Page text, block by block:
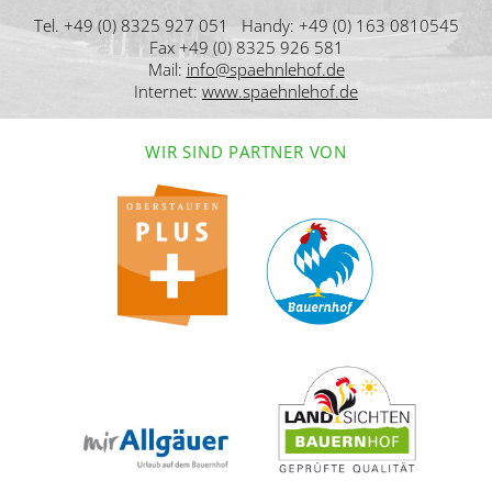
Tel. +49 (0) 8325 927 051 Handy: +49 (0) 163 0810545
Fax +49 (0) 8325 926 581
Mail: info@spaehnlehof.de
Internet: www.spaehnlehof.de
WIR SIND PARTNER VON